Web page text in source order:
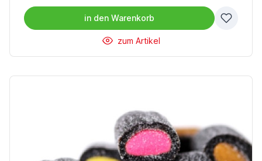
in den Warenkorb
zum Artikel